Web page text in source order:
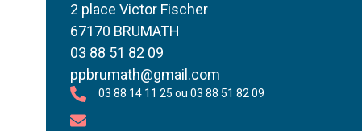
2 place Victor Fischer
67170 BRUMATH
03 88 51 82 09
ppbrumath@gmail.com
03 88 14 11 25 ou 03 88 51 82 09